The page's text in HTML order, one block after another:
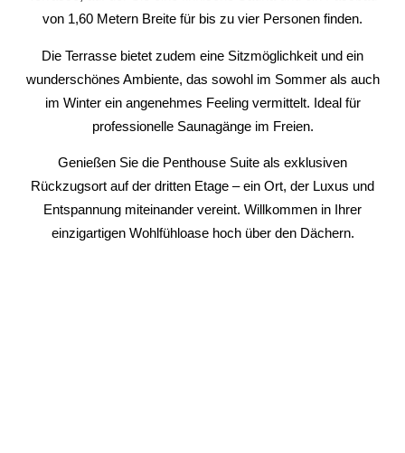
von 1,60 Metern Breite für bis zu vier Personen finden.
Die Terrasse bietet zudem eine Sitzmöglichkeit und ein
wunderschönes Ambiente, das sowohl im Sommer als auch
im Winter ein angenehmes Feeling vermittelt. Ideal für
professionelle Saunagänge im Freien.
Genießen Sie die Penthouse Suite als exklusiven
Rückzugsort auf der dritten Etage – ein Ort, der Luxus und
Entspannung miteinander vereint. Willkommen in Ihrer
einzigartigen Wohlfühloase hoch über den Dächern.